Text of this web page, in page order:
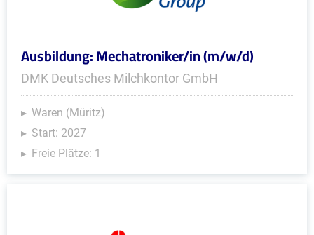
Ausbildung: Mechatroniker/in (m/w/d)
DMK Deutsches Milchkontor GmbH
Waren (Müritz)
Start: 2027
Freie Plätze: 1